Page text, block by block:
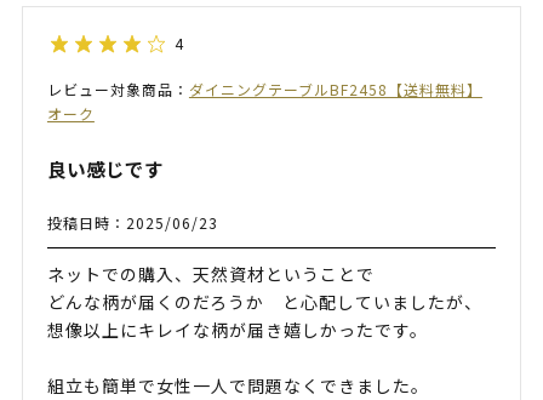
4
レビュー対象商品： ダイニングテーブルBF2458【送料無料】
オーク
良い感じです
投稿日時：2025/06/23
ネットでの購入、天然資材ということで
どんな柄が届くのだろうか と心配していましたが、
想像以上にキレイな柄が届き嬉しかったです。
組立も簡単で女性一人で問題なくできました。